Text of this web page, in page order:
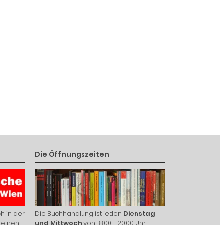
in der
Die Öffnungszeiten
Die Buchhandlung ist jeden Dienstag
und Mittwoch von 18:00 - 20:00 Uhr